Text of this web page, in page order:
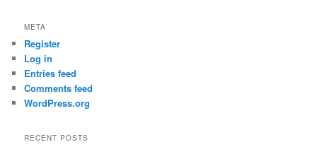
META
Register
Log in
Entries feed
Comments feed
WordPress.org
RECENT POSTS